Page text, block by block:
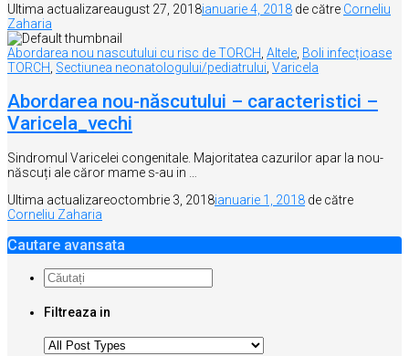
Ultima actualizareaugust 27, 2018ianuarie 4, 2018 de către Corneliu
Zaharia
Abordarea nou nascutului cu risc de TORCH Altele Boli infecțioase
TORCH Sectiunea neonatologului/pediatrului Varicela
Abordarea nou-născutului – caracteristici –
Varicela_vechi
Sindromul Varicelei congenitale. Majoritatea cazurilor apar la nou-
născuți ale căror mame s-au in …
Ultima actualizareoctombrie 3, 2018ianuarie 1, 2018 de către
Corneliu Zaharia
Cautare avansata
Filtreaza in